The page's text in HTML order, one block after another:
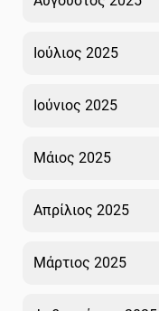
Ιούλιος 2025
Ιούνιος 2025
Μάιος 2025
Απρίλιος 2025
Μάρτιος 2025